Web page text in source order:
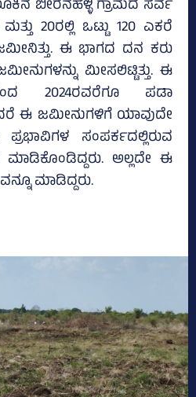
ಬೀರನಹಳ್ಳಿ ಗ್ರಾಮದ ಸರ್ವೆ
20ರಲ್ಲಿ ಒಟ್ಟು 120 ಎಕರೆ
ಈ ಭಾಗದ ದನ ಕರು
ಮೀಸಲಿಟ್ಟಿತ್ತು. ಈ
2024ರವರೆಗೂ ಪಡಾ
ಈ ಜಮೀನುಗಳಿಗೆ ಯಾವುದೇ
ಸಂಪರ್ಕದಲ್ಲಿರುವ
ಅಲ್ಲದೇ ಈ
ಮಾಡಿದ್ದರು.